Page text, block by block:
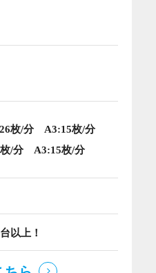
枚/分 A3:15枚/分
枚/分 A3:15枚/分
以上！